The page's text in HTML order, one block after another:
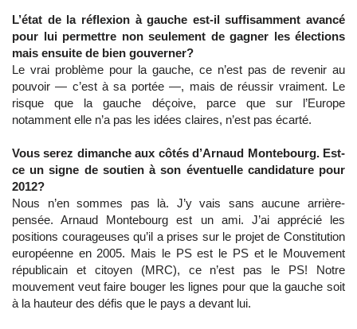
L’état de la réflexion à gauche est-il suffisamment avancé
pour lui permettre non seulement de gagner les élections
mais ensuite de bien gouverner?
Le vrai problème pour la gauche, ce n’est pas de revenir au
pouvoir — c’est à sa portée —, mais de réussir vraiment. Le
risque que la gauche déçoive, parce que sur l’Europe
notamment elle n’a pas les idées claires, n’est pas écarté.
Vous serez dimanche aux côtés d’Arnaud Montebourg. Est-
ce un signe de soutien à son éventuelle candidature pour
2012?
Nous n’en sommes pas là. J’y vais sans aucune arrière-
pensée. Arnaud Montebourg est un ami. J’ai apprécié les
positions courageuses qu’il a prises sur le projet de Constitution
européenne en 2005. Mais le PS est le PS et le Mouvement
républicain et citoyen (MRC), ce n’est pas le PS! Notre
mouvement veut faire bouger les lignes pour que la gauche soit
à la hauteur des défis que le pays a devant lui.